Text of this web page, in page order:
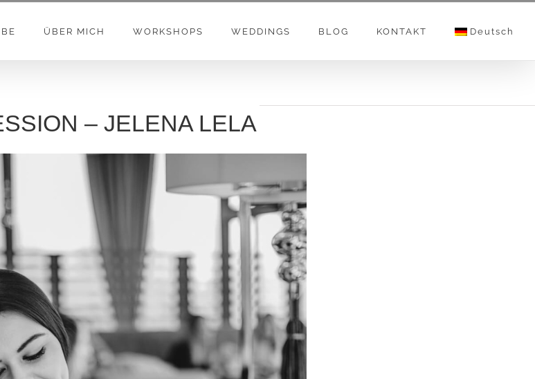
ÜBER MICH WORKSHOPS WEDDINGS BLOG KONTAKT Deutsch
– JELENA LELA